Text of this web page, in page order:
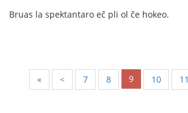
Bruas la spektantaro eĉ pli ol ĉe hokeo.
« < 7 8 9 10 11